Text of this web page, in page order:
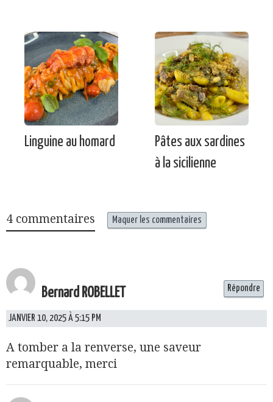
Linguine au homard
Pâtes aux sardines
à la sicilienne
4 commentaires Maquer les commentaires
Bernard ROBELLET
JANVIER 10, 2025 À 5:15 PM
A tomber a la renverse, une saveur
remarquable, merci
Répondre